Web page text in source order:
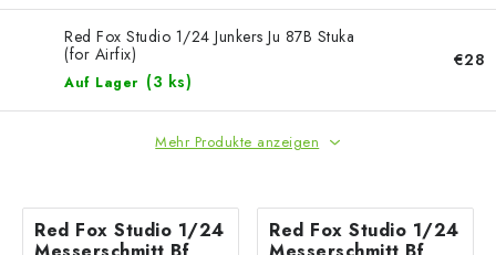
Großhandel
Modellfarben-Umrechner
Art Scale Modellbau-Glossar
FAQ Ausstellungen 2026
Red Fox Studio 1/24 Junkers Ju 87B Stuka
(for Airfix)
Auf Lager (3 ks)
€28
Mehr Produkte anzeigen
Red Fox Studio 1/24
Red Fox Studio 1/24